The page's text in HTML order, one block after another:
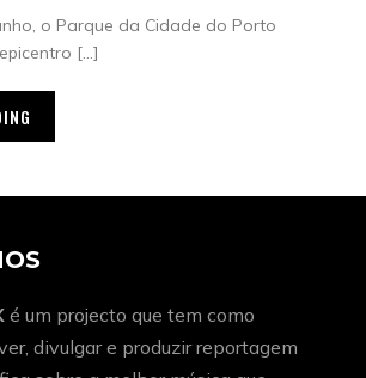
o Parque da Cidade do Porto
[…]
é um projecto que tem como
divulgar e produzir reportagem